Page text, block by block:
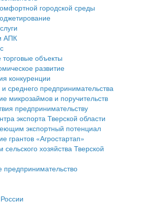
АПК
Тверской области
муниципального округа
территориями
граждан
регламентов
ранее учтенных
субъектов малого и
субъектов малого и
городской среды
АПК
объекты
развитие
конкуренции
среднего предпринимательства
микрозаймов и поручительств
предпринимательству
экспорта Тверской области
экспортный потенциал
грантов «Агростартап»
сельского хозяйства Тверской